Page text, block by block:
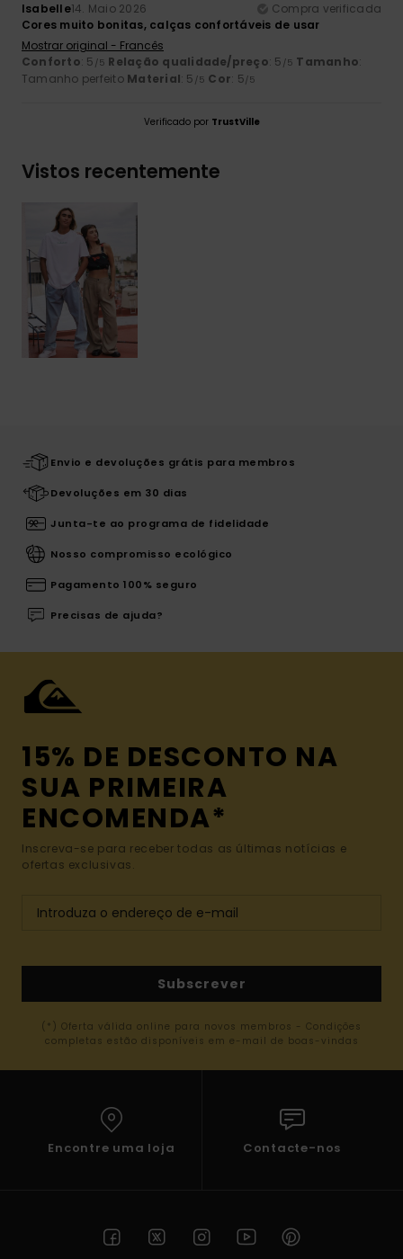
Isabelle14. Maio 2026
Compra verificada
Cores muito bonitas, calças confortáveis de usar
Mostrar original - Francês
Conforto: 5 /5 Relação qualidade/preço: 5 /5 Tamanho:
Tamanho perfeito Material: 5 /5 Cor: 5/5
Verificado por TrustVille
Vistos recentemente
Envio e devoluções grátis para membros
Devoluções em 30 dias
Junta-te ao programa de fidelidade
Nosso compromisso ecológico
Pagamento 100% seguro
Precisas de ajuda?
15% DE DESCONTO NA
SUA PRIMEIRA
ENCOMENDA*
Inscreva-se para receber todas as últimas notícias e
ofertas exclusivas.
Subscrever
(*) Oferta válida online para novos membros - Condições
completas estão disponíveis em e-mail de boas-vindas
Encontre uma loja Contacte-nos